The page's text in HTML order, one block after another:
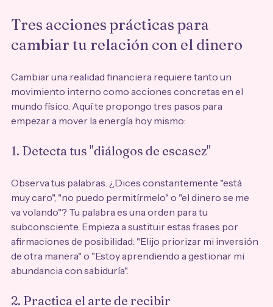
Tres acciones prácticas para
cambiar tu relación con el dinero
Cambiar una realidad financiera requiere tanto un
movimiento interno como acciones concretas en el
mundo físico. Aquí te propongo tres pasos para
empezar a mover la energía hoy mismo:
1. Detecta tus "diálogos de escasez"
Observa tus palabras. ¿Dices constantemente "está
muy caro", "no puedo permitírmelo" o "el dinero se me
va volando"? Tu palabra es una orden para tu
subconsciente. Empieza a sustituir estas frases por
afirmaciones de posibilidad: "Elijo priorizar mi inversión
de otra manera" o "Estoy aprendiendo a gestionar mi
abundancia con sabiduría".
2. Practica el arte de recibir